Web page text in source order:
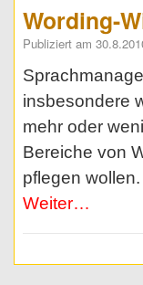
Wording-
Publiziert am
insbesondere
mehr oder
Bereiche von
pflegen
Weiter…